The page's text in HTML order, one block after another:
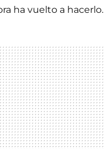
ha vuelto a hacerlo.